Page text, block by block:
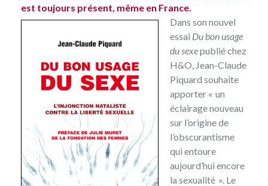
est toujours présent, même en France.
Dans son nouvel
essai Du bon usage
du sexepublié chez
H&O, Jean-Claude
Piquard souhaite
apporter « un
éclairage nouveau
sur l’origine de
l’obscurantisme
qui entoure
aujourd’hui encore
la sexualité ». Le